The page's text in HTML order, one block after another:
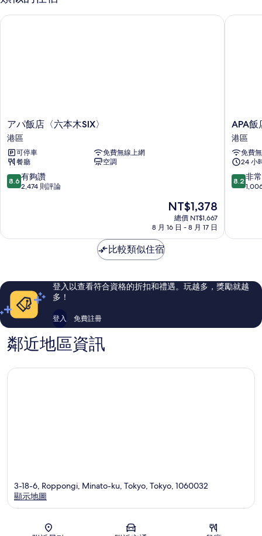
有
相
房
ア
パ
飯
店
〈六
本
木
アパ飯店〈六本木SIX〉
港區
可停車
免費無線上網
餐廳
空調
8.6
分，
有
則
評
8.6 有夠讚
2,474 則評論
現
在
價
NT$1,378
總價 NT$1,667
8 月 16 日 - 8 月 17 日
アパ飯店〈六本木SIX〉
APA
飯
店
〈六
本
木
站
APA飯
港區
免費
24 小
8.2
分，
非
則
評
8.2 非
APA飯
比較類似住宿
登入以查看符合資格的折扣和禮遇。玩越多，獎勵就越
多！
登入 免費註冊
鄰近地區資訊
地圖
3-18-6, Roppongi, Minato-ku, Tokyo, Tokyo, 1060032
顯示地圖